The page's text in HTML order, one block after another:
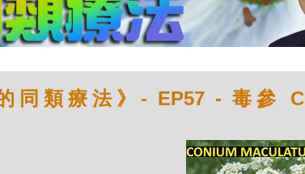
同類療法》- EP57 - 毒參